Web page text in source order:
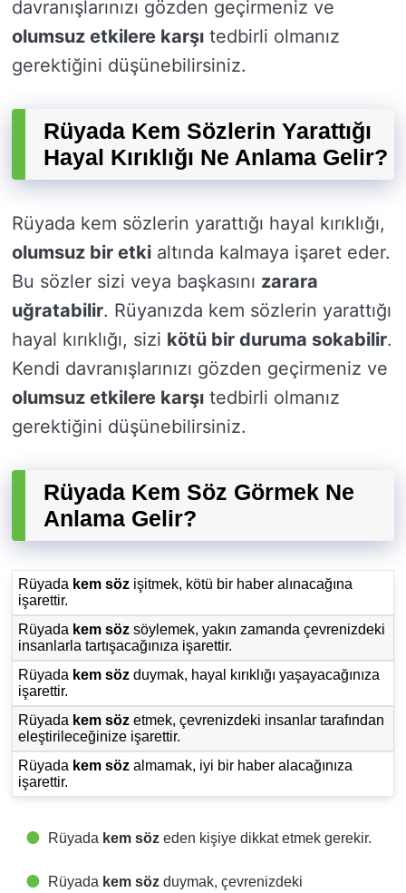
davranışlarınızı gözden geçirmeniz ve
olumsuz etkilere karşı tedbirli olmanız
gerektiğini düşünebilirsiniz.
Rüyada Kem Sözlerin Yarattığı
Hayal Kırıklığı Ne Anlama Gelir?
Rüyada kem sözlerin yarattığı hayal kırıklığı,
olumsuz bir etki altında kalmaya işaret eder.
Bu sözler sizi veya başkasını zarara
uğratabilir. Rüyanızda kem sözlerin yarattığı
hayal kırıklığı, sizi kötü bir duruma sokabilir.
Kendi davranışlarınızı gözden geçirmeniz ve
olumsuz etkilere karşı tedbirli olmanız
gerektiğini düşünebilirsiniz.
Rüyada Kem Söz Görmek Ne
Anlama Gelir?
Rüyada kem söz işitmek, kötü bir haber alınacağına
işarettir.
Rüyada kem söz söylemek, yakın zamanda çevrenizdeki
insanlarla tartışacağınıza işarettir.
Rüyada kem söz duymak, hayal kırıklığı yaşayacağınıza
işarettir.
Rüyada kem söz etmek, çevrenizdeki insanlar tarafından
eleştirileceğinize işarettir.
Rüyada kem söz almamak, iyi bir haber alacağınıza
işarettir.
Rüyada kem söz eden kişiye dikkat etmek gerekir.
Rüyada kem söz duymak, çevrenizdeki